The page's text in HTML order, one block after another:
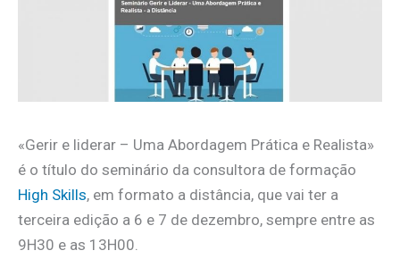
«Gerir e liderar – Uma Abordagem Prática e Realista»
é o título do seminário da consultora de formação
High Skills, em formato a distância, que vai ter a
terceira edição a 6 e 7 de dezembro, sempre entre as
9H30 e as 13H00.